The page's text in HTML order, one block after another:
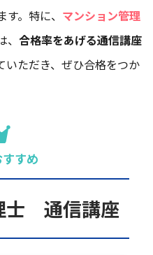
す。特に、 マンション管理
、 合格率をあげる通信講座
いただき、ぜひ合格をつか
すめ
士 通信講座